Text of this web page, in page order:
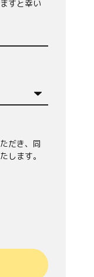
すと幸い
だき、同
します。